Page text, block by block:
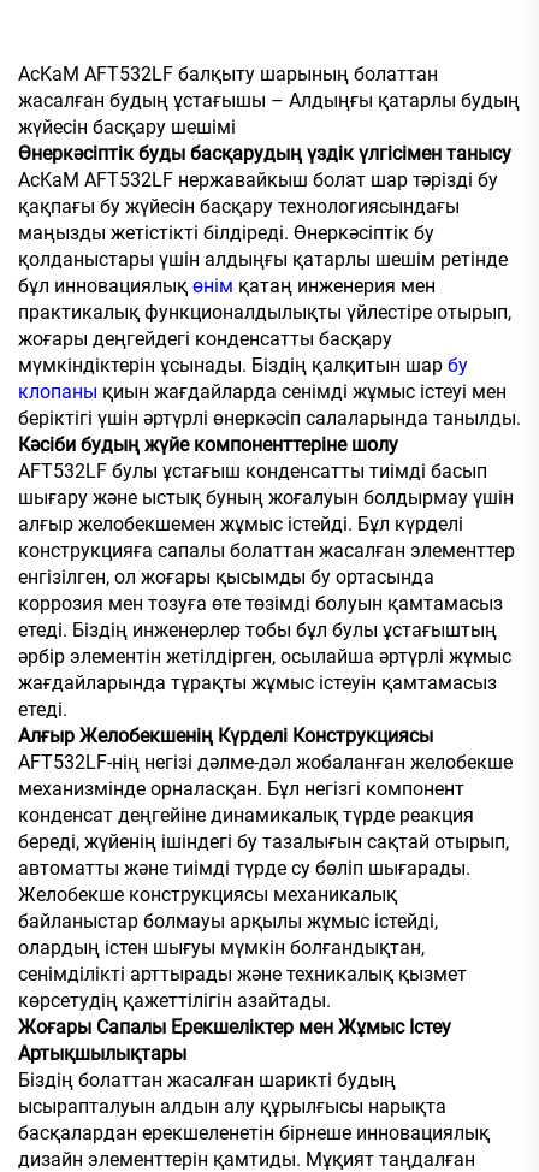
AcKaM AFT532LF балқыту шарының болаттан
жасалған будың ұстағышы – Алдыңғы қатарлы будың
жүйесін басқару шешімі
Өнеркәсіптік буды басқарудың үздік үлгісімен танысу
AcKaM AFT532LF нержавайкыш болат шар тәрізді бу
қақпағы бу жүйесін басқару технологиясындағы
маңызды жетістікті білдіреді. Өнеркәсіптік бу
қолданыстары үшін алдыңғы қатарлы шешім ретінде
бұл инновациялық өнім қатаң инженерия мен
практикалық функционалдылықты үйлестіре отырып,
жоғары деңгейдегі конденсатты басқару
мүмкіндіктерін ұсынады. Біздің қалқитын шар бу
клопаны қиын жағдайларда сенімді жұмыс істеуі мен
беріктігі үшін әртүрлі өнеркәсіп салаларында танылды.
Кәсіби будың жүйе компоненттеріне шолу
AFT532LF булы ұстағыш конденсатты тиімді басып
шығару және ыстық буның жоғалуын болдырмау үшін
алғыр желобекшемен жұмыс істейді. Бұл күрделі
конструкцияға сапалы болаттан жасалған элементтер
енгізілген, ол жоғары қысымды бу ортасында
коррозия мен тозуға өте төзімді болуын қамтамасыз
етеді. Біздің инженерлер тобы бұл булы ұстағыштың
әрбір элементін жетілдірген, осылайша әртүрлі жұмыс
жағдайларында тұрақты жұмыс істеуін қамтамасыз
етеді.
Алғыр Желобекшенің Күрделі Конструкциясы
AFT532LF-нің негізі дәлме-дәл жобаланған желобекше
механизмінде орналасқан. Бұл негізгі компонент
конденсат деңгейіне динамикалық түрде реакция
береді, жүйенің ішіндегі бу тазалығын сақтай отырып,
автоматты және тиімді түрде су бөліп шығарады.
Желобекше конструкциясы механикалық
байланыстар болмауы арқылы жұмыс істейді,
олардың істен шығуы мүмкін болғандықтан,
сенімділікті арттырады және техникалық қызмет
көрсетудің қажеттілігін азайтады.
Жоғары Сапалы Ерекшеліктер мен Жұмыс Істеу
Артықшылықтары
Біздің болаттан жасалған шарикті будың
ысырапталуын алдын алу құрылғысы нарықта
басқалардан ерекшеленетін бірнеше инновациялық
дизайн элементтерін қамтиды. Мұқият таңдалған